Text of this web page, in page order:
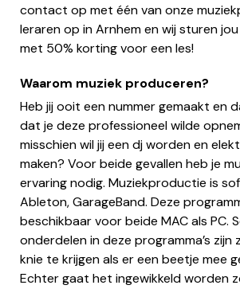
contact op met één van onze
leraren op in Arnhem en wij sturen
met 50% korting voor een les!
Waarom muziek produceren?
Heb jij ooit een nummer gemaakt en
dat je deze professioneel wilde
misschien wil jij een dj worden en
maken? Voor beide gevallen heb je
ervaring nodig. Muziekproductie is
Ableton, GarageBand. Deze
beschikbaar voor beide MAC als PC.
onderdelen in deze programma’s zijn
knie te krijgen als er een beetje mee
Echter gaat het ingewikkeld worden